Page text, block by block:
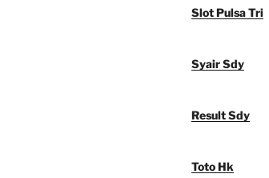
Slot Pulsa Tri
Syair Sdy
Result Sdy
Toto Hk